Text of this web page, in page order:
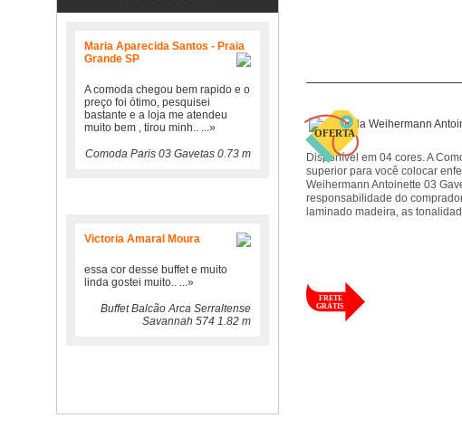
Maria Aparecida Santos - Praia
Grande SP
A comoda chegou bem rapido e o
preço foi ótimo, pesquisei
bastante e a loja me atendeu
muito bem , tirou minh.. ...»
Comoda Paris 03 Gavetas 0.73 m
Victoria Amaral Moura
essa cor desse buffet e muito
linda gostei muito.. ...»
Buffet Balcão Arca Serraltense
Savannah 574 1.82 m
Disponível em 04 cores. A
superior para você colocar
Weihermann Antoinette 03
responsabilidade do
laminado madeira, as